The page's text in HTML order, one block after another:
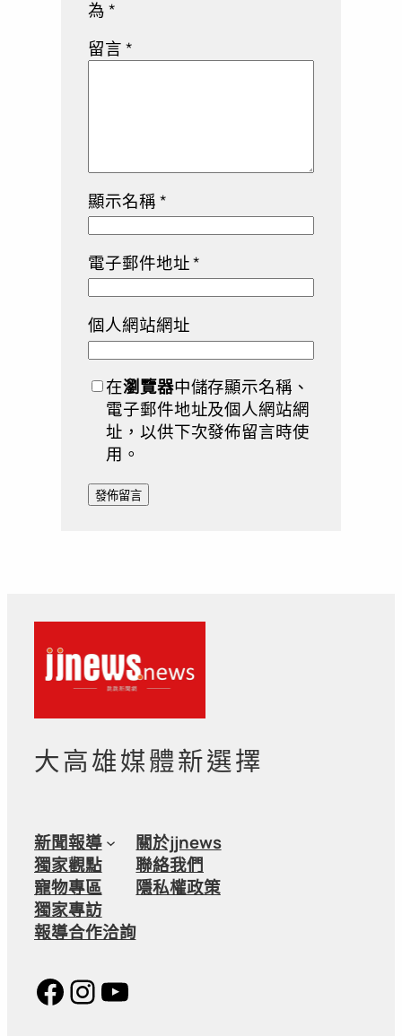
為*
留言*
顯示名稱*
電子郵件地址*
個人網站網址
在瀏覽器中儲存顯示名稱、
電子郵件地址及個人網站網
址，以供下次發佈留言時使
用。
大高雄媒體新選擇
新聞報導
獨家觀點
寵物專區
獨家專訪
報導合作洽詢
關於jjnews
聯絡我們
隱私權政策
Facebook
Instagram
YouTube